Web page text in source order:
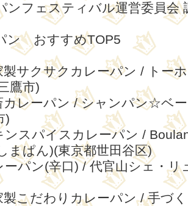
ンフェスティバル運営委員会
ン おすすめTOP5
製サクサクカレーパン / トー
鷹市)
カレーパン / シャンパン☆ベ
)
ンスパイスカレーパン /
まぱん)(東京都世田谷区)
ーパン(辛口) / 代官山シェ・リ
製こだわりカレーパン / 手づ